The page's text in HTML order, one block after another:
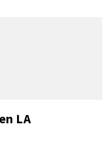
LA